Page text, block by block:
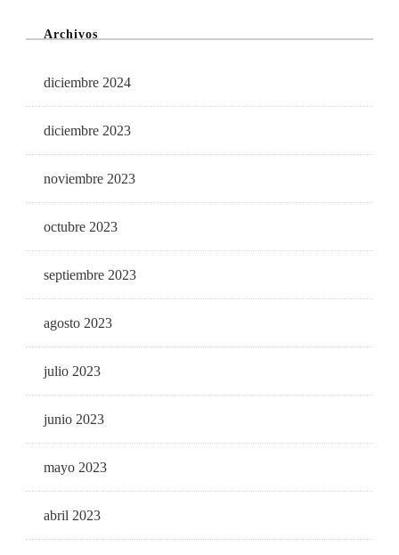
Archivos
diciembre 2024
diciembre 2023
noviembre 2023
octubre 2023
septiembre 2023
agosto 2023
julio 2023
junio 2023
mayo 2023
abril 2023